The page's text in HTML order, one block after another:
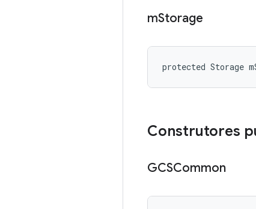
mStorage
protected Storage
Construtores
GCSCommon